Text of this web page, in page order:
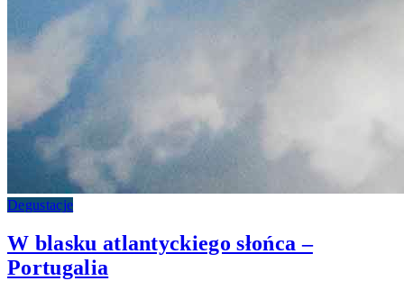
Degustacje
W blasku atlantyckiego słońca –
Portugalia